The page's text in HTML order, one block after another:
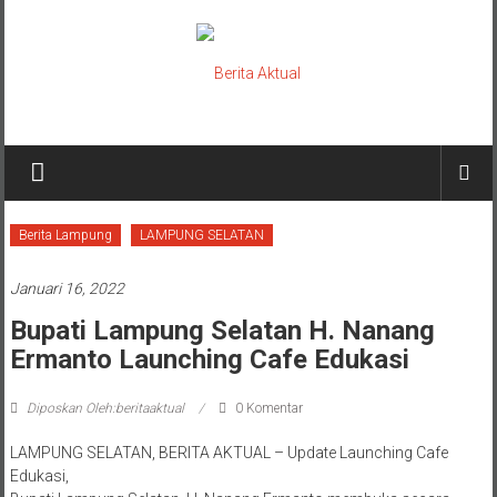
Berita
Aktual
berita
Berita Lampung LAMPUNG SELATAN
Januari 16, 2022
Bupati Lampung Selatan H. Nanang
Ermanto Launching Cafe Edukasi
Diposkan Oleh:beritaaktual 0 Komentar
LAMPUNG SELATAN, BERITA AKTUAL – Update Launching Cafe
Edukasi,